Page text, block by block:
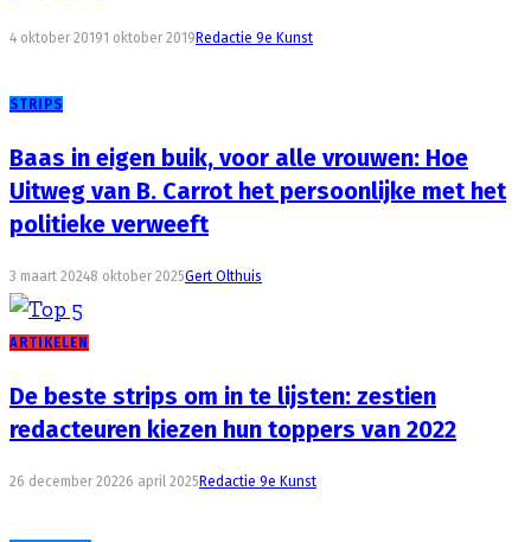
4 oktober 20191 oktober 2019 Redactie 9e Kunst
STRIPS
Baas in eigen buik, voor alle vrouwen: Hoe
Uitweg van B. Carrot het persoonlijke met het
politieke verweeft
3 maart 20248 oktober 2025Gert Olthuis
ARTIKELEN
De beste strips om in te lijsten: zestien
redacteuren kiezen hun toppers van 2022
26 december 20226 april 2025 Redactie 9e Kunst